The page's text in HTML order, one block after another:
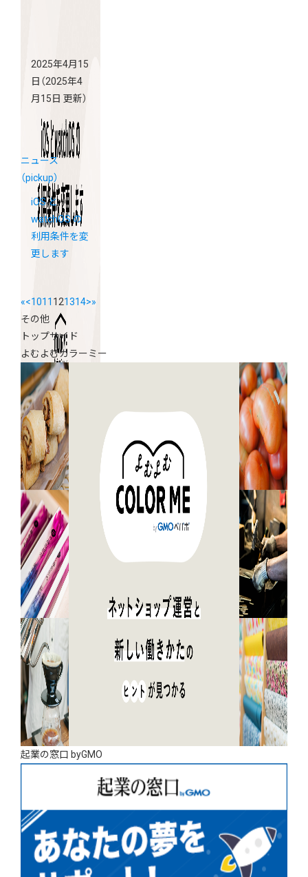
2025年4月15
日 （2025年4
月15日 更新）
ニュース
（pickup）
iOS と
watchOS の
利用条件を変
更します
«<1011 121314>»
その他
トップサイド
よむよむカラーミー
起業の窓口 byGMO